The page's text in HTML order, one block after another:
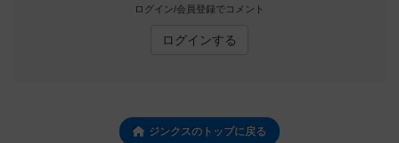
ログイン/会員登録でコメント
ログインする
ジンクスのトップに戻る